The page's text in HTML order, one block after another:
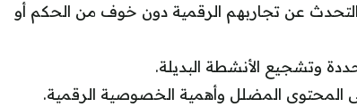
التحدث عن تجاربهم الرقمية دون خوف من الحكم أو